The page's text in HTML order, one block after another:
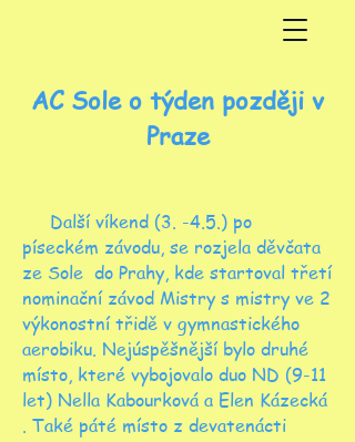
AC Sole o týden později v
Praze
Další víkend (3. -4.5.) po
píseckém závodu, se rozjela děvčata
ze Sole do Prahy, kde startoval třetí
nominační závod Mistry s mistry ve 2
výkonostní třidě v gymnastického
aerobiku. Nejúspěšnější bylo druhé
místo, které vybojovalo duo ND (9-11
let) Nella Kabourková a Elen Kázecká
. Také páté místo z devatenácti